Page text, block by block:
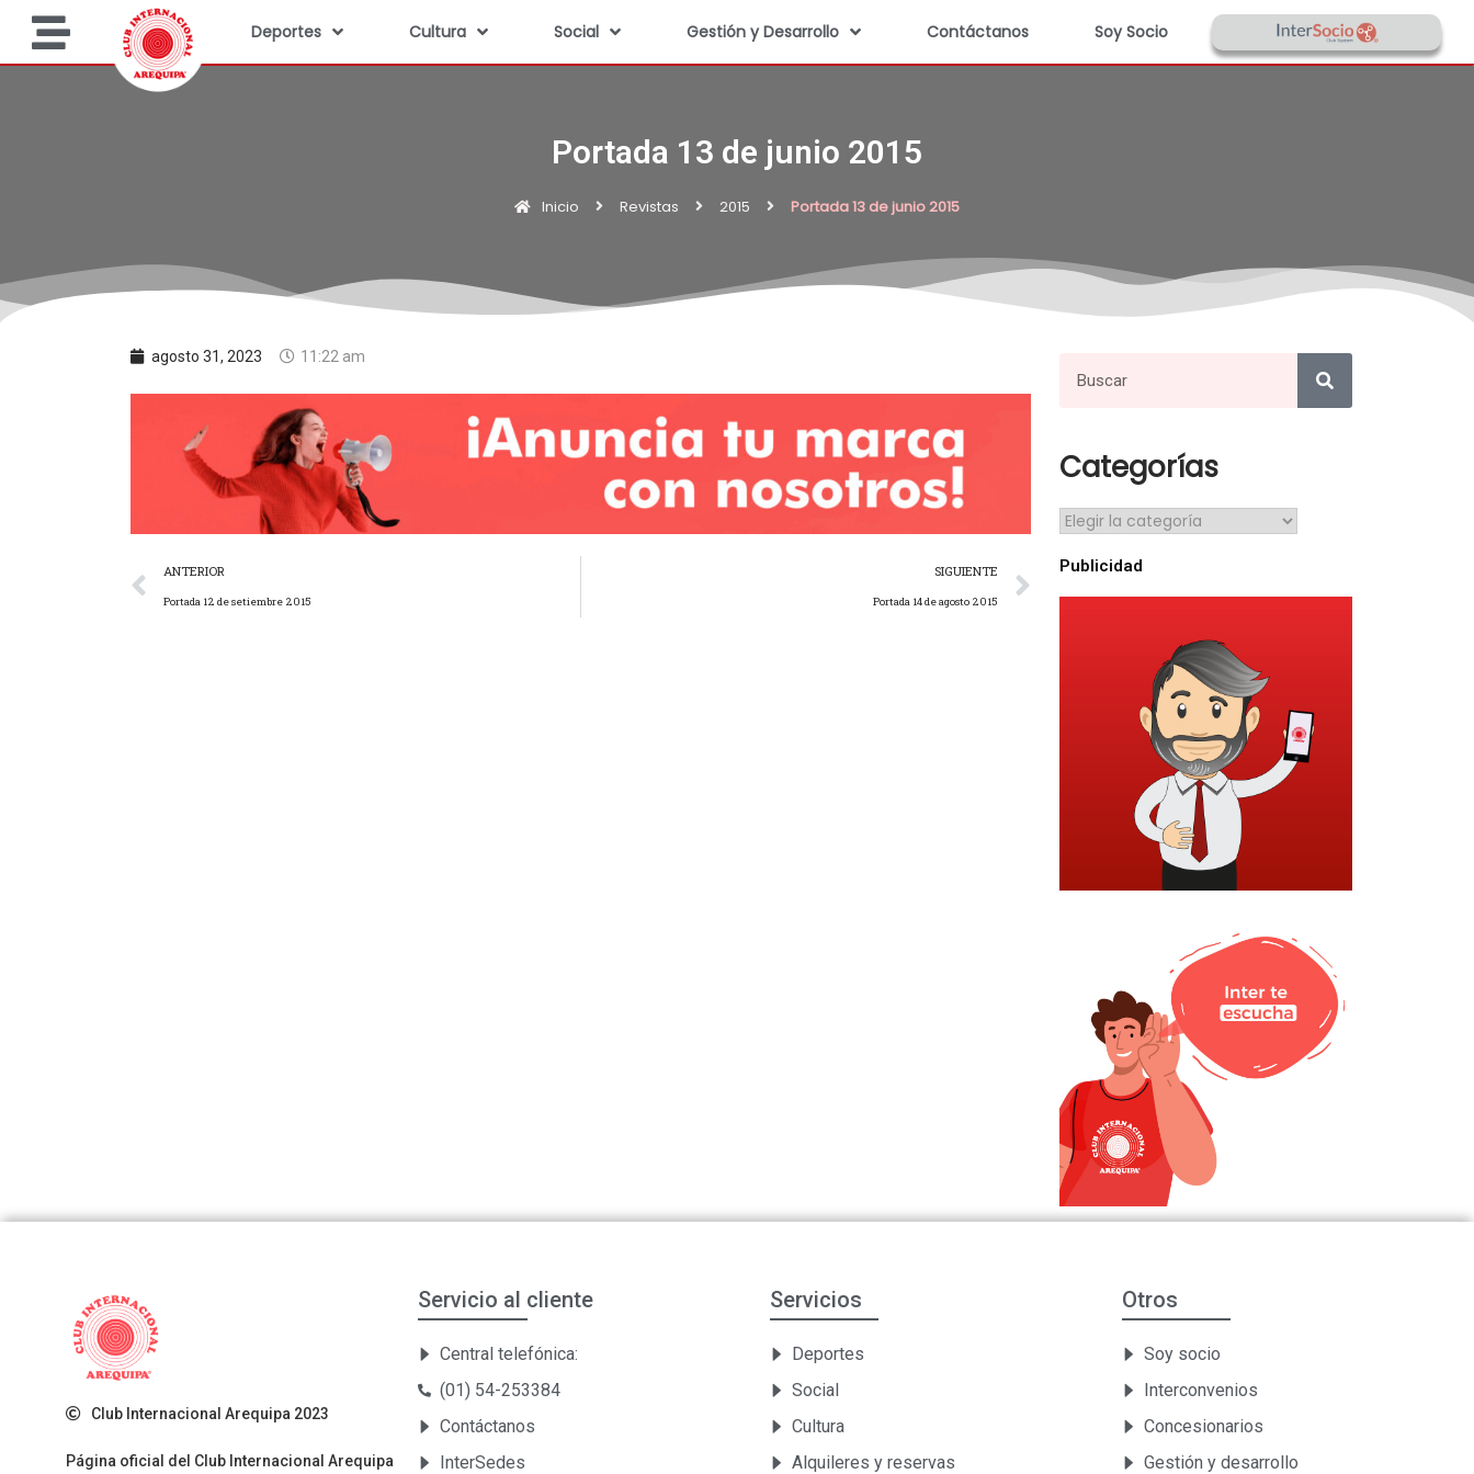
Deportes Cultura Social Gestión y Desarrollo Contáctanos Soy Socio
Portada 13 de junio 2015
Inicio Revistas 2015 Portada 13 de junio 2015
agosto 31, 2023 11:22 am
ANTERIOR
Portada 12 de setiembre 2015
SIGUIENTE
Portada 14 de agosto 2015
Categorías
Publicidad
Club Internacional Arequipa 2023
Página oficial del Club Internacional Arequipa
Servicio al cliente
Central telefónica:
(01) 54-253384
Contáctanos
InterSedes
Servicios
Deportes
Social
Cultura
Alquileres y reservas
Otros
Soy socio
Interconvenios
Concesionarios
Gestión y desarrollo